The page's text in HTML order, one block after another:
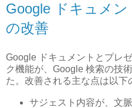
Google ドキュメ
の改善
Google ドキュメントとプレ
ク機能が、Google 検索の技
た。改善される主な点は以下
サジェスト内容が、文